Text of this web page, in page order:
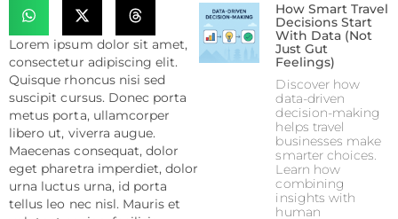
Lorem ipsum dolor sit amet,
consectetur adipiscing elit.
Quisque rhoncus nisi sed
suscipit cursus. Donec porta
metus porta, ullamcorper
libero ut, viverra augue.
Maecenas consequat, dolor
eget pharetra imperdiet, dolor
urna luctus urna, id porta
tellus leo nec nisl. Mauris et
How Smart Travel
Decisions Start
With Data (Not
Just Gut
Feelings)
Discover how
data-driven
decision-making
helps travel
businesses make
smarter choices.
Learn how
combining
insights with
human